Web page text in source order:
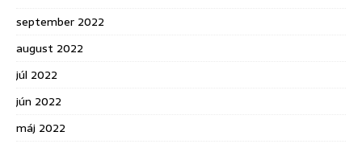
september 2022
august 2022
júl 2022
jún 2022
máj 2022